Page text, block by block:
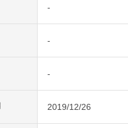
-
-
-
2019/12/26